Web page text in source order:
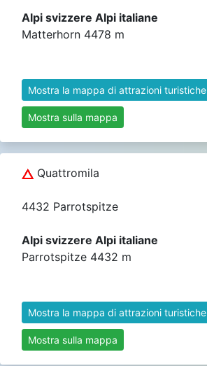
Alpi svizzere Alpi italiane
Matterhorn 4478 m
Mostra la mappa di attrazioni turistiche
Mostra sulla mappa
Quattromila
4432 Parrotspitze
Alpi svizzere Alpi italiane
Parrotspitze 4432 m
Mostra la mappa di attrazioni turistiche
Mostra sulla mappa